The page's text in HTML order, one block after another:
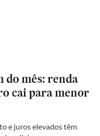
mês: renda
cai para menor
e juros elevados têm